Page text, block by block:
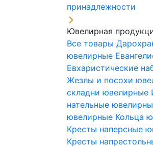
принадлежности
Ювелирная
Все товары
ювелирные
Евхаристические
Жезлы и посохи
складни ювелирные
нательные
ювелирные Кольца
Кресты наперсные
Кресты